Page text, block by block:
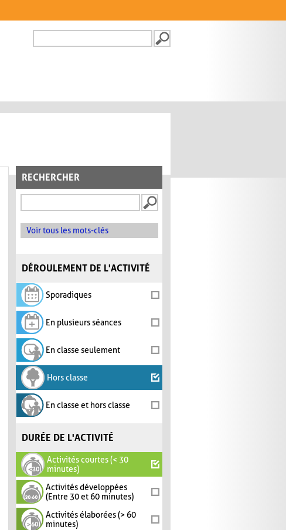
FORMULAIRE DE
RECHERCHER
Voir tous les mots-clés
DÉROULEMENT DE L'ACTIVITÉ
Sporadiques
En plusieurs séances
En classe seulement
Hors classe
En classe et hors classe
DURÉE DE L'ACTIVITÉ
Activités courtes (< 30
minutes)
Activités développées
(Entre 30 et 60 minutes)
Activités élaborées (> 60
minutes)